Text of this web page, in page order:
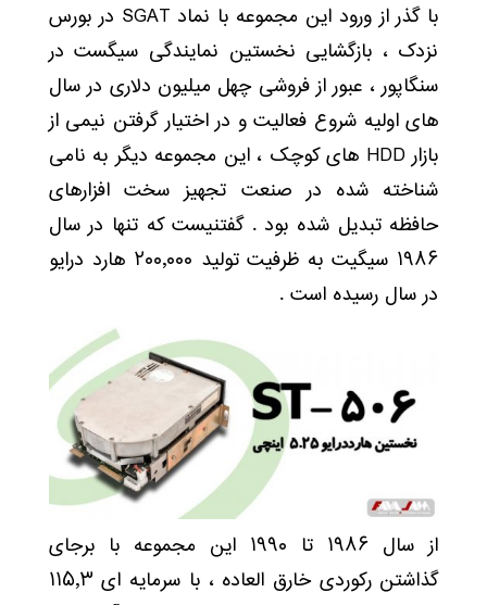
با گذر از ورود این مجموعه با نماد SGAT در بورس
نزدک ، بازگشایی نخستین نمایندگی سیگست در
سنگاپور ، عبور از فروشی چهل میلیون دلاری در سال
های اولیه شروع فعالیت و در اختیار گرفتن نیمی از
بازار HDD های کوچک ، این مجموعه دیگر به نامی
شناخته شده در صنعت تجهیز سخت افزارهای
حافظه تبدیل شده بود . گفتنیست که تنها در سال
۱۹۸۶ سیگیت به ظرفیت تولید ۲۰۰٫۰۰۰ هارد درایو
در سال رسیده است .
از سال ۱۹۸۶ تا ۱۹۹۰ این مجموعه با برجای
گذاشتن رکوردی خارق العاده ، با سرمایه ای ۱۱۵٫۳